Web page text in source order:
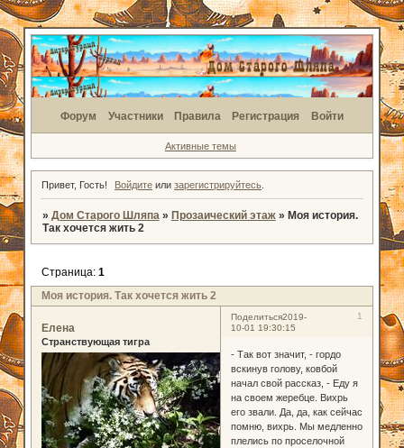
Форум Участники Правила Регистрация Войти
Активные темы
Привет, Гость! Войдите илизарегистрируйтесь
» Дом Старого Шляпа » Прозаический этаж » Моя история.
Так хочется жить 2
Моя история. Так хочется жить 2
Страница: 1
Поделиться 1
2019-
10-01 19:30:15
Елена
Странствующая тигра
- Так вот значит, - гордо
вскинув голову, ковбой
начал свой рассказ, - Еду я
на своем жеребце. Вихрь
его звали. Да, да, как сейчас
помню, вихрь. Мы медленно
плелись по проселочной